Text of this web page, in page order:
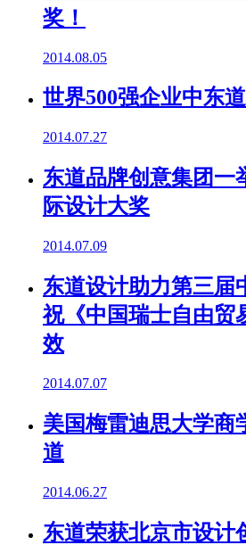
奖！
2014.08.05
世界500强企业中东
2014.07.27
东道品牌创意集团一
际设计大奖
2014.07.09
东道设计助力第三届
祝《中国瑞士自由贸
效
2014.07.07
美国梅雷迪思大学商
道
2014.06.27
东道荣获北京市设计